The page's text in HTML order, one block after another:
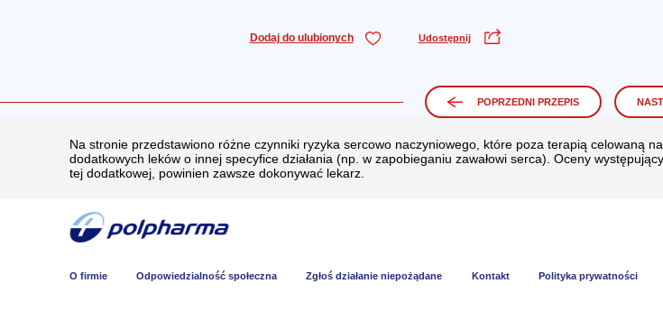
Dodaj do ulubionych Udostępnij
POPRZEDNI PRZEPIS
Na stronie przedstawiono różne czynniki ryzyka sercowo naczyniowego, które poza terapią celowaną
dodatkowych leków o innej specyfice działania (np. w zapobieganiu zawałowi serca). Oceny
tej dodatkowej, powinien zawsze dokonywać lekarz.
O firmie Odpowiedzialność społeczna Zgłoś działanie niepożądane Kontakt Polityka prywatności